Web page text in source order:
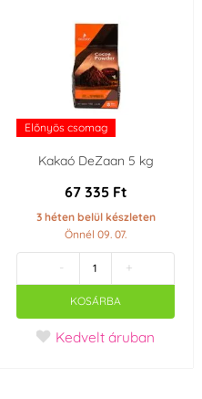
Előnyös csomag
Kakaó DeZaan 5 kg
67 335 Ft
3 héten belül készleten
Önnél 09. 07.
- +
KOSÁRBA
Kedvelt áruban